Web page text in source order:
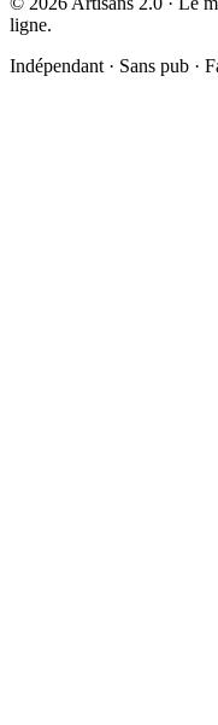
ligne.
Indépendant · Sans pub ·